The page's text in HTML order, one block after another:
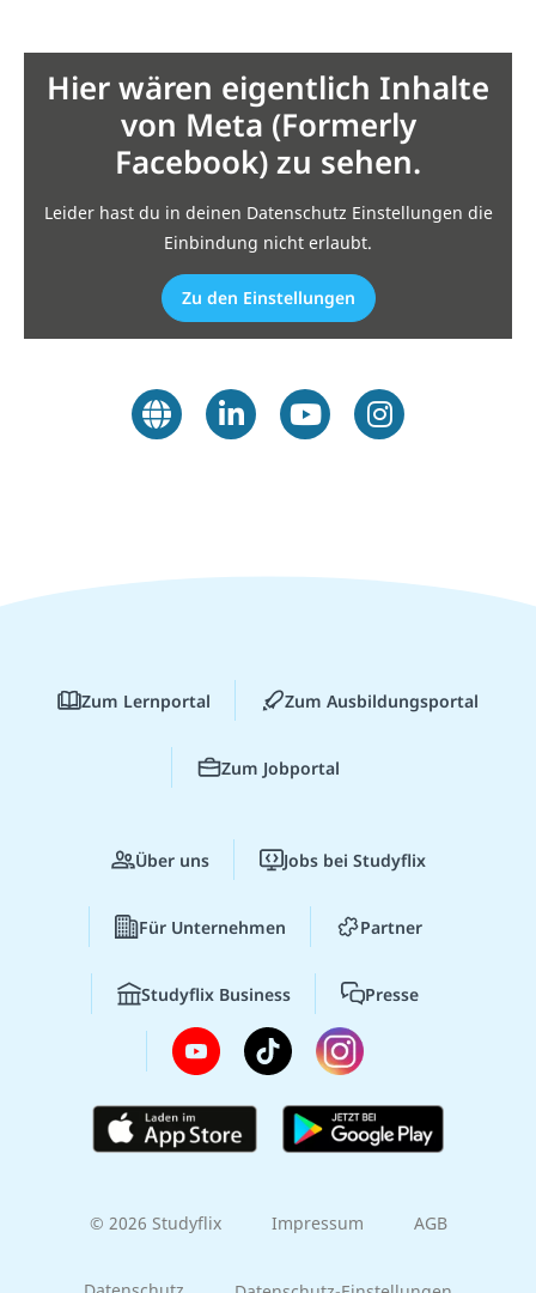
Hier wären eigentlich Inhalte
von Meta (Formerly
Facebook) zu sehen.
Leider hast du in deinen Datenschutz Einstellungen die
Einbindung nicht erlaubt.
Zu den Einstellungen
Zum Lernportal Zum Ausbildungsportal
Zum Jobportal
Über uns Jobs bei Studyflix
Für Unternehmen Partner
Studyflix Business Presse
© 2026 Studyflix Impressum AGB